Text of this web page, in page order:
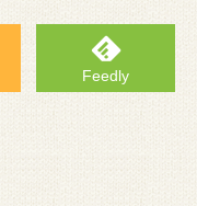
Feedly